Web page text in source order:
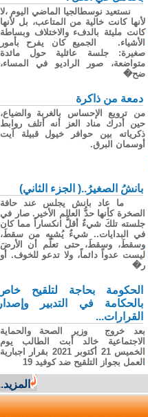
نستعيد نوسطالجيا الماضي اليوم ،لا
لأنها كانت خالية من المتاعب، بل لأنها
كانت مليئة بالدفء والاختلاف وبساطة
الأشياء. الجميع كان يفرح بأمور
صغيرة: جلسة عائلية حول مائدة
متواضعة، صور الراديو في المساء،
ضح�
دمعة من ذاكرة
من ترويع الإحساس بالغربة والضياع،
حين أدرك مناد العز أنه أتلف روابط
ذكرياته بين حوافر خيول قبيلة آيت
أوسمان البرق.
بانشُ الصغيرُ..( الجزء الثاني)
ما عاد بانش يجلس عند حافة
الصخرة كأنها حدُّ العالم الأخير. صار في
جلسته تلكَ شيءٌ أقلُّ انكساراً مما كان
في البدايات.. شيءٌ يُشبِه من سقطَ،
وسقطَ، وسقطَ، حتى تعلّم أن الأرضَ
ليست عدواً دائماً، ولا تدعو للخوف. أو
ر�
الحكومة بحاجة لتلقيح خاص
بالحكامة في التدبير وإصدار
القرارات...
بعد خروج وزير الصحة والحماية
الاجتماعية خالد أبت الطالب يوم
الخميس 21 أكتوبر 2021 بقرار اجبارية
العمل بجواز التلقيح ضد كوفيد 19
المزيد...